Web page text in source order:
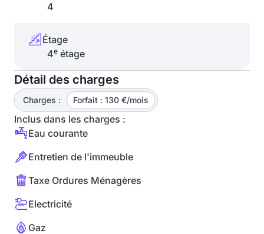
4
Étage
4e étage
Détail des charges
Charges : Forfait : 130 €/mois
Inclus dans les charges :
Eau courante
Entretien de l'immeuble
Taxe Ordures Ménagères
Electricité
Gaz